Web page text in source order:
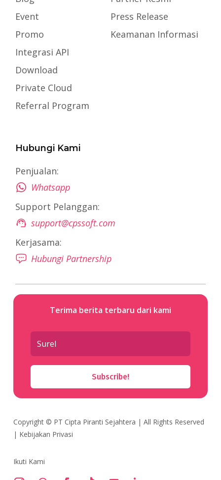
Event
Promo
Integrasi API
Download
Private Cloud
Referral Program
Press Release
Keamanan Informasi
Hubungi Kami
Penjualan:
Whatsapp
Support Pelanggan:
support@cpssoft.com
Kerjasama:
Hubungi Partnership
Terima berita terbaru dari kami
Subscribe!
Copyright © PT Cipta Piranti Sejahtera | All Rights Reserved
| Kebijakan Privasi
Ikuti Kami